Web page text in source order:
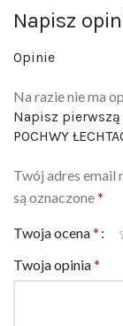
Opinie
Napisz pierwszą
POCHWY
są oznaczone*
Twoja ocena
Twoja opinia